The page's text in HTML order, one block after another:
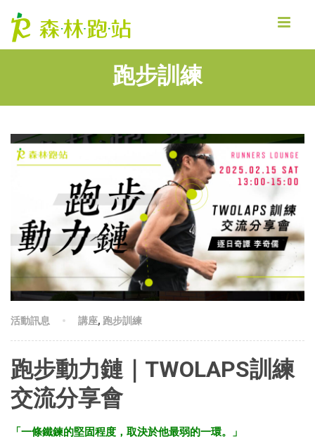
跑步訓練
活動訊息 講座, 跑步訓練
跑步動力鏈｜TWOLAPS訓練
交流分享會
「一條鐵鍊的堅固程度，取決於他最弱的一環。」